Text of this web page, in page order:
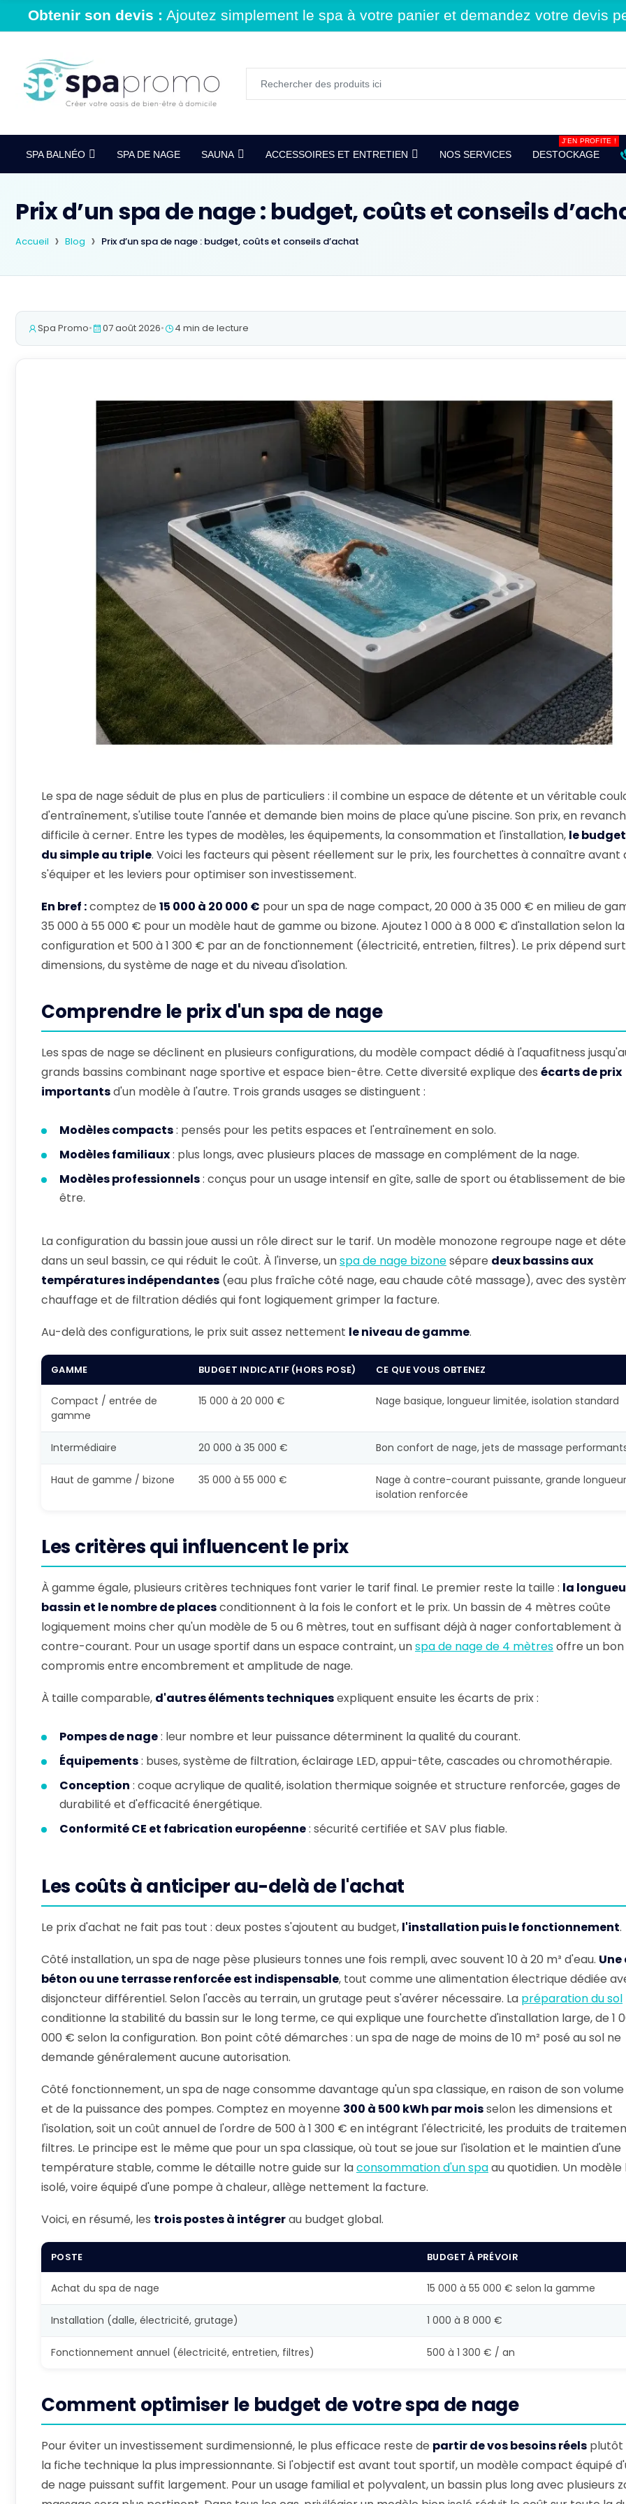
Obtenir son devis : Ajoutez simplement le spa à votre panier et demandez votre devis
SPA BALNÉO SPA DE NAGE SAUNA ACCESSOIRES ET ENTRETIEN NOS SERVICES DESTOCKAGE
J'EN PROFITE !
Prix d’un spa de nage : budget, coûts et conseils
Accueil Blog Prix d’un spa de nage : budget, coûts et conseils d’achat
Spa Promo• 07 août 2026• 4 min de lecture
Le spa de nage séduit de plus en plus de particuliers : il combine un espace de détente et un véritable
d'entraînement, s'utilise toute l'année et demande bien moins de place qu'une piscine. Son prix, en
difficile à cerner. Entre les types de modèles, les équipements, la consommation et l'installation, le
du simple au triple. Voici les facteurs qui pèsent réellement sur le prix, les fourchettes à connaître avant
s'équiper et les leviers pour optimiser son investissement.
En bref :comptez de 15 000 à 20 000 € pour un spa de nage compact, 20 000 à 35 000 € en milieu de
35 000 à 55 000 € pour un modèle haut de gamme ou bizone. Ajoutez 1 000 à 8 000 € d'installation selon la
configuration et 500 à 1 300 € par an de fonctionnement (électricité, entretien, filtres). Le prix dépend
dimensions, du système de nage et du niveau d'isolation.
Comprendre le prix d'un spa de nage
Les spas de nage se déclinent en plusieurs configurations, du modèle compact dédié à l'aquafitness
grands bassins combinant nage sportive et espace bien-être. Cette diversité explique des écarts de prix
importantsd'un modèle à l'autre. Trois grands usages se distinguent :
Modèles compacts: pensés pour les petits espaces et l'entraînement en solo.
Modèles familiaux: plus longs, avec plusieurs places de massage en complément de la nage.
Modèles professionnels: conçus pour un usage intensif en gîte, salle de sport ou établissement de
être.
La configuration du bassin joue aussi un rôle direct sur le tarif. Un modèle monozone regroupe nage et
dans un seul bassin, ce qui réduit le coût. À l'inverse, unspa de nage bizonesépare deux bassins aux
températures indépendantes (eau plus fraîche côté nage, eau chaude côté massage), avec des
chauffage et de filtration dédiés qui font logiquement grimper la facture.
Au-delà des configurations, le prix suit assez nettement le niveau de gamme.
GAMME BUDGET INDICATIF (HORS POSE) CE QUE VOUS OBTENEZ
Compact / entrée de
gamme
15 000 à 20 000 € Nage basique, longueur limitée, isolation standard
Intermédiaire 20 000 à 35 000 € Bon confort de nage, jets de massage
Haut de gamme / bizone 35 000 à 55 000 €
Nage à contre-courant puissante, grande
isolation renforcée
Les critères qui influencent le prix
À gamme égale, plusieurs critères techniques font varier le tarif final. Le premier reste la taille : la
bassin et le nombre de placesconditionnent à la fois le confort et le prix. Un bassin de 4 mètres coûte
logiquement moins cher qu'un modèle de 5 ou 6 mètres, tout en suffisant déjà à nager confortablement à
contre-courant. Pour un usage sportif dans un espace contraint, unspa de nage de 4 mètresoffre un bon
compromis entre encombrement et amplitude de nage.
À taille comparable, d'autres éléments techniquesexpliquent ensuite les écarts de prix :
Pompes de nage: leur nombre et leur puissance déterminent la qualité du courant.
Équipements: buses, système de filtration, éclairage LED, appui-tête, cascades ou chromothérapie.
Conception : coque acrylique de qualité, isolation thermique soignée et structure renforcée, gages de
durabilité et d'efficacité énergétique.
Conformité CE et fabrication européenne: sécurité certifiée et SAV plus fiable.
Les coûts à anticiper au-delà de l'achat
Le prix d'achat ne fait pas tout : deux postes s'ajoutent au budget, l'installation puis le fonctionnement.
Côté installation, un spa de nage pèse plusieurs tonnes une fois rempli, avec souvent 10 à 20 m³ d'eau.
béton ou une terrasse renforcée est indispensable, tout comme une alimentation électrique dédiée
disjoncteur différentiel. Selon l'accès au terrain, un grutage peut s'avérer nécessaire. La préparation du sol
conditionne la stabilité du bassin sur le long terme, ce qui explique une fourchette d'installation large, de 1
000 € selon la configuration. Bon point côté démarches : un spa de nage de moins de 10 m² posé au sol ne
demande généralement aucune autorisation.
Côté fonctionnement, un spa de nage consomme davantage qu'un spa classique, en raison de son
et de la puissance des pompes. Comptez en moyenne 300 à 500 kWh par moisselon les dimensions et
l'isolation, soit un coût annuel de l'ordre de 500 à 1 300 € en intégrant l'électricité, les produits de
filtres. Le principe est le même que pour un spa classique, où tout se joue sur l'isolation et le maintien d'une
température stable, comme le détaille notre guide sur laconsommation d'un spaau quotidien. Un modèle
isolé, voire équipé d'une pompe à chaleur, allège nettement la facture.
Voici, en résumé, les trois postes à intégrerau budget global.
POSTE BUDGET À PRÉVOIR
Achat du spa de nage 15 000 à 55 000 € selon la gamme
Installation (dalle, électricité, grutage) 1 000 à 8 000 €
Fonctionnement annuel (électricité, entretien, filtres) 500 à 1 300 € / an
Comment optimiser le budget de votre spa de nage
Pour éviter un investissement surdimensionné, le plus efficace reste de partir de vos besoins réels plutôt
la fiche technique la plus impressionnante. Si l'objectif est avant tout sportif, un modèle compact équipé
de nage puissant suffit largement. Pour un usage familial et polyvalent, un bassin plus long avec plusieurs